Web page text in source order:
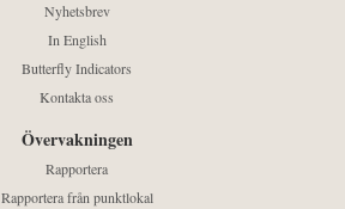
Nyhetsbrev
In English
Butterfly Indicators
Kontakta oss
Övervakningen
Rapportera
Rapportera från punktlokal